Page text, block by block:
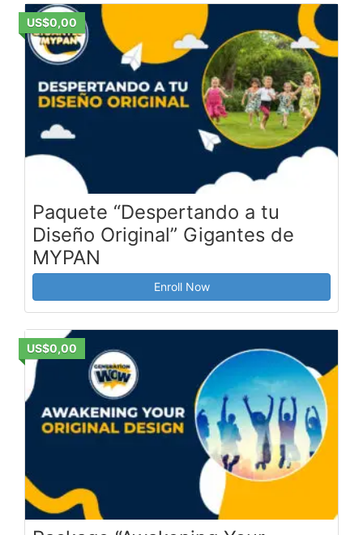
US$0,00
Paquete “Despertando a tu
Diseño Original” Gigantes de
MYPAN
Enroll Now
US$0,00